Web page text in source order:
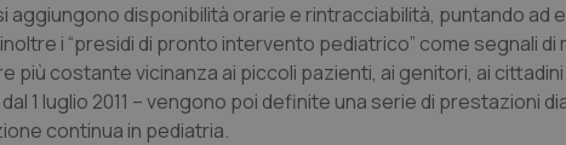
aggiungono disponibilità orarie e rintracciabilità, puntando ad
i “presidi di pronto intervento pediatrico” come segnali di
costante vicinanza ai piccoli pazienti, ai genitori, ai
1 luglio 2011 – vengono poi definite una serie di prestazioni
continua in pediatria.